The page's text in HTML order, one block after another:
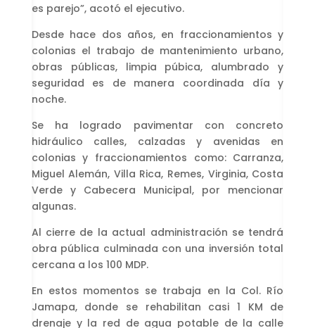
es parejo”, acotó el ejecutivo.
Desde hace dos años, en fraccionamientos y
colonias el trabajo de mantenimiento urbano,
obras públicas, limpia púbica, alumbrado y
seguridad es de manera coordinada día y
noche.
Se ha logrado pavimentar con concreto
hidráulico calles, calzadas y avenidas en
colonias y fraccionamientos como: Carranza,
Miguel Alemán, Villa Rica, Remes, Virginia, Costa
Verde y Cabecera Municipal, por mencionar
algunas.
Al cierre de la actual administración se tendrá
obra pública culminada con una inversión total
cercana a los 100 MDP.
En estos momentos se trabaja en la Col. Río
Jamapa, donde se rehabilitan casi 1 KM de
drenaje y la red de agua potable de la calle